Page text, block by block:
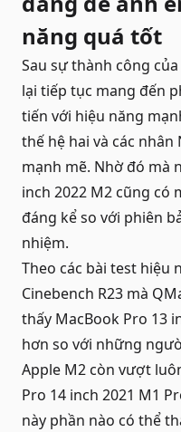
năng quá tốt
Sau sự thành công
lại tiếp tục mang đến
tiến với hiệu năng
thế hệ hai và các
mạnh mẽ. Nhờ đó mà
inch 2022 M2 cũng có
đáng kể so với phiên
nhiệm.
Theo các bài test hiệu
Cinebench R23 mà
thấy MacBook Pro 13
hơn so với những
Apple M2 còn vượt
Pro 14 inch 2021 M1
này phần nào có thể